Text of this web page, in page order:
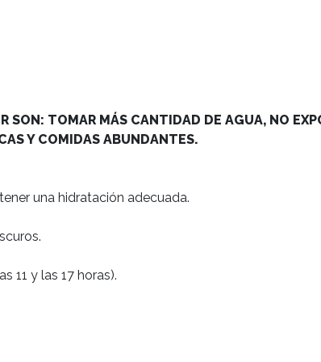
SON: TOMAR MÁS CANTIDAD DE AGUA, NO
Y COMIDAS ABUNDANTES.
una hidratación adecuada.
11 y las 17 horas).